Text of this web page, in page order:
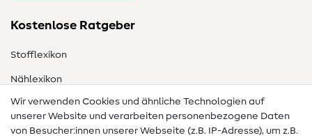
Kostenlose Ratgeber
Stofflexikon
Nählexikon
Nähanleitungen
Hilfe & Kontakt
Wir verwenden Cookies und ähnliche Technologien auf
unserer Website und verarbeiten personenbezogene Daten
von Besucher:innen unserer Webseite (z.B. IP-Adresse), um z.B.